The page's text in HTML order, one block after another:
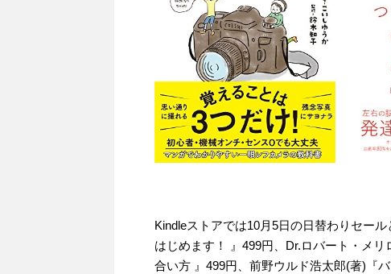
Kindleストアでは10月5日の日替わりセー
はじめます！ 』499円、Dr.ロバート・メ
合い方 』499円、前野ウルド浩太郎(著)『